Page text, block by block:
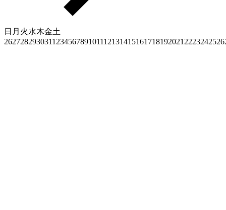
日 月 火水木金土
2627282930311 23456789101112131415161718192021 2223242526